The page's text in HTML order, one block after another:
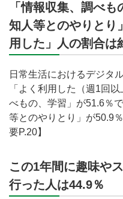
「情報収集、調べ
知人等とのやりとり
用した」人の割合は
日常生活におけるデジタ
「よく利用した（週1回
べもの、学習」が51.6％
等とのやりとり」が50.9
要P.20】
この1年間に趣味や
行った人は44.9％